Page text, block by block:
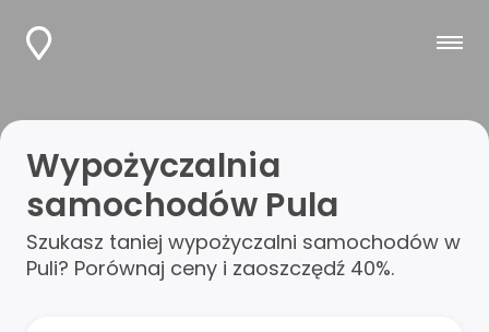
Wypożyczalnia
samochodów Pula
Szukasz taniej wypożyczalni samochodów w
Puli? Porównaj ceny i zaoszczędź 40%.